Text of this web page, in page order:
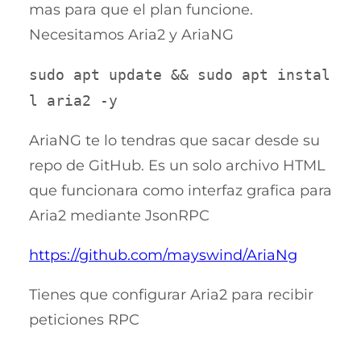
mas para que el plan funcione.
Necesitamos Aria2 y AriaNG
sudo apt update && sudo apt instal
l aria2 -y
AriaNG te lo tendras que sacar desde su
repo de GitHub. Es un solo archivo HTML
que funcionara como interfaz grafica para
Aria2 mediante JsonRPC
https://github.com/mayswind/AriaNg
Tienes que configurar Aria2 para recibir
peticiones RPC